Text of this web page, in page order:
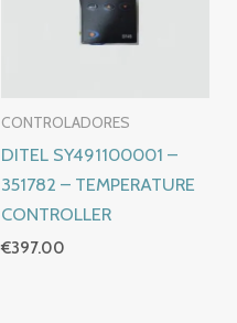
CONTROLADORES
DITEL SY491100001 –
351782 – TEMPERATURE
CONTROLLER
€397.00